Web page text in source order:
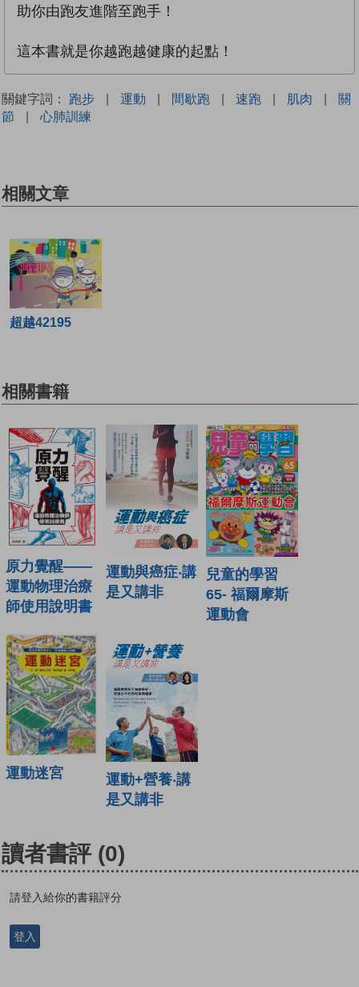
助你由跑友進階至跑手！
這本書就是你越跑越健康的起點！
關鍵字詞： 跑步 | 運動 | 間歇跑 | 速跑 | 肌肉 |
關
節
| 心肺訓練
相關文章
超越42195
相關書籍
原力覺醒——
運動物理治療
師使用說明書
運動與癌症‧講
是又講非
兒童的學習
65- 福爾摩斯
運動會
運動迷宮
運動+營養‧講
是又講非
讀者書評 (0)
請登入給你的書籍評分
登入